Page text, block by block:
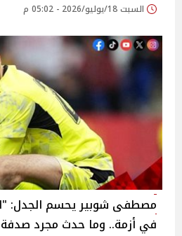
السبت 18/يوليو/2026 - 05:02 م
مصطفى شوبير يحسم الجدل:
في أزمة.. وما حدث مجرد صدفة